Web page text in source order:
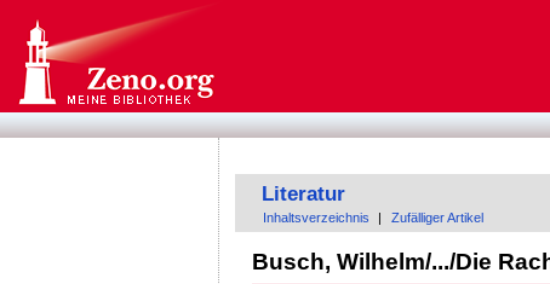
Literatur
Inhaltsverzeichnis Zufälliger Artikel
Busch, Wilhelm/.../Die